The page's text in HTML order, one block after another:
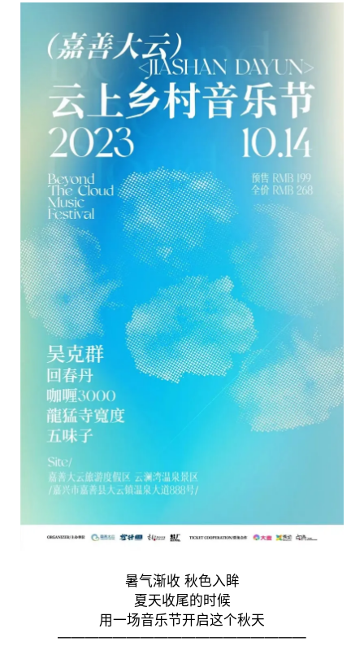
暑气渐收 秋色入眸
夏天收尾的时候
用一场音乐节开启这个秋天
——————————————————